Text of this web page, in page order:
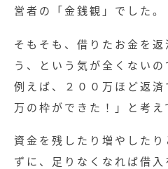
営者の「金銭観」でした。
そもそも、借りたお金を
う、という気が全くないの
例えば、２００万ほど返
万の枠ができた！」と考え
資金を残したり増やした
ずに、足りなくなれば借